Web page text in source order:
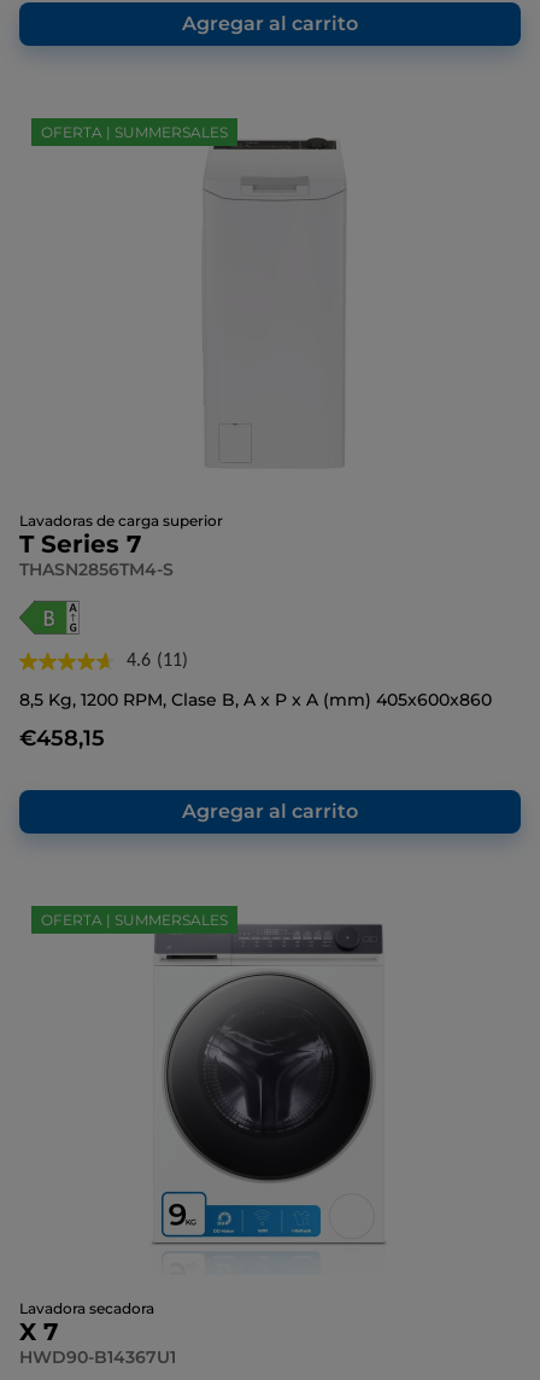
página.
Agregar al carrito
OFERTA | SUMMERSALES
Lavadoras de carga superior
T Series 7
THASN2856TM4-S
4.6 Lea
11
reseñas.
misma
página.
(11)
8,5 Kg, 1200 RPM, Clase B, A x P x A (mm) 405x600x860
€458,15
Agregar al carrito
OFERTA | SUMMERSALES
Lavadora secadora
X 7
HWD90-B14367U1